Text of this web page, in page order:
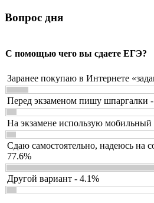
Вопрос дня
С помощью чего вы сдаете ЕГЭ?
Заранее покупаю в Интернете
Перед экзаменом пишу шпаргалки
На экзамене использую мобильный
Сдаю самостоятельно, надеюсь на
77.6%
Другой вариант - 4.1%